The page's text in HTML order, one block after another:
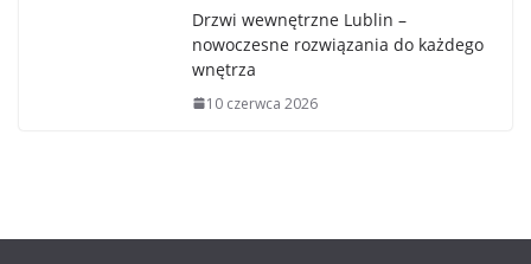
Drzwi wewnętrzne Lublin –
nowoczesne rozwiązania do każdego
wnętrza
10 czerwca 2026